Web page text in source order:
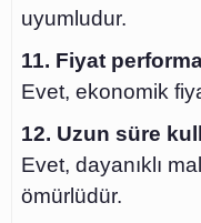
uyumludur.
11. Fiyat
Evet, ekonomik
12. Uzun süre
Evet, dayanıklı
ömürlüdür.